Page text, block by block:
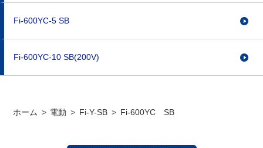
Fi-600YC-5 SB
Fi-600YC-10 SB(200V)
ホーム > 電動 > Fi-Y-SB > Fi-600YC SB